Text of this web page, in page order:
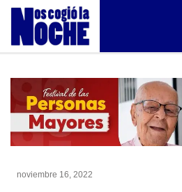
noviembre 16, 2022